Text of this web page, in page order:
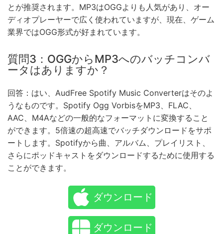
とが推奨されます。MP3はOGGよりも人気があり、オー
ディオプレーヤーで広く使われていますが、現在、ゲーム
業界ではOGG形式が好まれています。
質問3：OGGからMP3へのバッチコンバ
ータはありますか？
回答：はい、AudFree Spotify Music Converterはそのよ
うなものです。Spotify Ogg VorbisをMP3、FLAC、
AAC、M4Aなどの一般的なフォーマットに変換すること
ができます。5倍速の超高速でバッチダウンロードをサポ
ートします。Spotifyから曲、アルバム、プレイリスト、
さらにポッドキャストをダウンロードするために使用する
ことができます。
ダウンロード
ダウンロード